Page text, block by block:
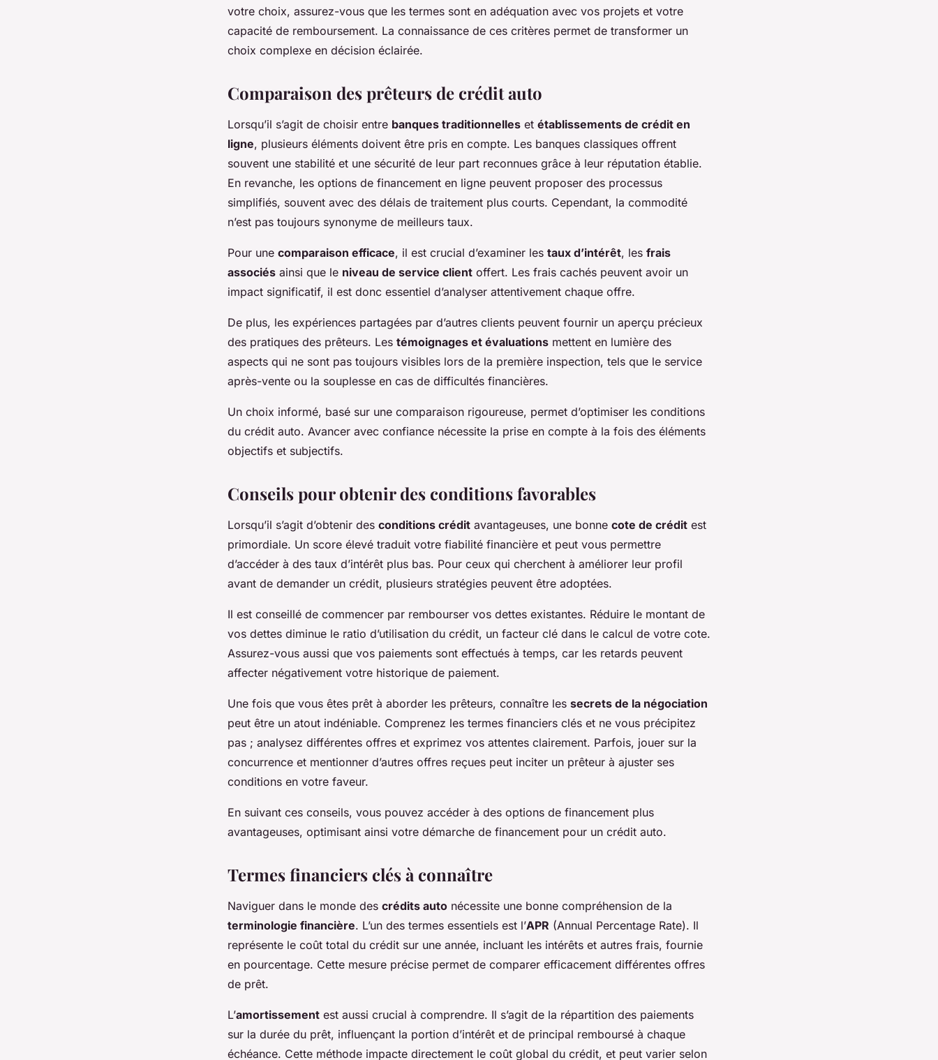
votre choix, assurez-vous que les termes sont en adéquation avec vos projets et votre
capacité de remboursement. La connaissance de ces critères permet de transformer un
choix complexe en décision éclairée.
Comparaison des prêteurs de crédit auto
Lorsqu’il s’agit de choisir entre banques traditionnelles et établissements de crédit en
ligne, plusieurs éléments doivent être pris en compte. Les banques classiques offrent
souvent une stabilité et une sécurité de leur part reconnues grâce à leur réputation établie.
En revanche, les options de financement en ligne peuvent proposer des processus
simplifiés, souvent avec des délais de traitement plus courts. Cependant, la commodité
n’est pas toujours synonyme de meilleurs taux.
Pour une comparaison efficace, il est crucial d’examiner les taux d’intérêt, les frais
associés ainsi que le niveau de service client offert. Les frais cachés peuvent avoir un
impact significatif, il est donc essentiel d’analyser attentivement chaque offre.
De plus, les expériences partagées par d’autres clients peuvent fournir un aperçu précieux
des pratiques des prêteurs. Les témoignages et évaluations mettent en lumière des
aspects qui ne sont pas toujours visibles lors de la première inspection, tels que le service
après-vente ou la souplesse en cas de difficultés financières.
Un choix informé, basé sur une comparaison rigoureuse, permet d’optimiser les conditions
du crédit auto. Avancer avec confiance nécessite la prise en compte à la fois des éléments
objectifs et subjectifs.
Conseils pour obtenir des conditions favorables
Lorsqu’il s’agit d’obtenir des conditions crédit avantageuses, une bonne cote de crédit est
primordiale. Un score élevé traduit votre fiabilité financière et peut vous permettre
d’accéder à des taux d’intérêt plus bas. Pour ceux qui cherchent à améliorer leur profil
avant de demander un crédit, plusieurs stratégies peuvent être adoptées.
Il est conseillé de commencer par rembourser vos dettes existantes. Réduire le montant de
vos dettes diminue le ratio d’utilisation du crédit, un facteur clé dans le calcul de votre cote.
Assurez-vous aussi que vos paiements sont effectués à temps, car les retards peuvent
affecter négativement votre historique de paiement.
Une fois que vous êtes prêt à aborder les prêteurs, connaître les secrets de la négociation
peut être un atout indéniable. Comprenez les termes financiers clés et ne vous précipitez
pas ; analysez différentes offres et exprimez vos attentes clairement. Parfois, jouer sur la
concurrence et mentionner d’autres offres reçues peut inciter un prêteur à ajuster ses
conditions en votre faveur.
En suivant ces conseils, vous pouvez accéder à des options de financement plus
avantageuses, optimisant ainsi votre démarche de financement pour un crédit auto.
Termes financiers clés à connaître
Naviguer dans le monde des crédits auto nécessite une bonne compréhension de la
terminologie financière. L’un des termes essentiels est l’APR (Annual Percentage Rate). Il
représente le coût total du crédit sur une année, incluant les intérêts et autres frais, fournie
en pourcentage. Cette mesure précise permet de comparer efficacement différentes offres
de prêt.
L’amortissement est aussi crucial à comprendre. Il s’agit de la répartition des paiements
sur la durée du prêt, influençant la portion d’intérêt et de principal remboursé à chaque
échéance. Cette méthode impacte directement le coût global du crédit, et peut varier selon